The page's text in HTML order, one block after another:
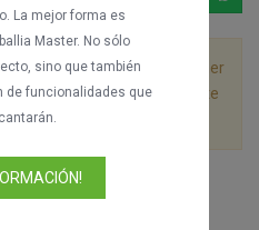
2 archivos. Deja que el primer
sin detenerlo y el siguiente
La mejor forma es
Master. No sólo
sino que también
de funcionalidades que